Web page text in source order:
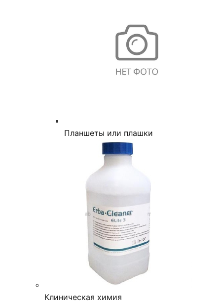
Планшеты или плашки
Клиническая химия